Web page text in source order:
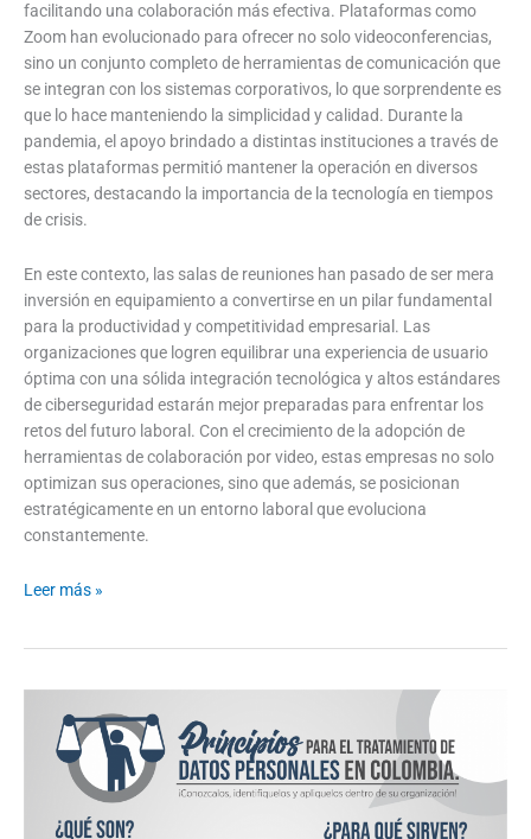
facilitando una colaboración más efectiva. Plataformas como
Zoom han evolucionado para ofrecer no solo videoconferencias,
sino un conjunto completo de herramientas de comunicación que
se integran con los sistemas corporativos, lo que sorprendente es
que lo hace manteniendo la simplicidad y calidad. Durante la
pandemia, el apoyo brindado a distintas instituciones a través de
estas plataformas permitió mantener la operación en diversos
sectores, destacando la importancia de la tecnología en tiempos
de crisis.
En este contexto, las salas de reuniones han pasado de ser mera
inversión en equipamiento a convertirse en un pilar fundamental
para la productividad y competitividad empresarial. Las
organizaciones que logren equilibrar una experiencia de usuario
óptima con una sólida integración tecnológica y altos estándares
de ciberseguridad estarán mejor preparadas para enfrentar los
retos del futuro laboral. Con el crecimiento de la adopción de
herramientas de colaboración por video, estas empresas no solo
optimizan sus operaciones, sino que además, se posicionan
estratégicamente en un entorno laboral que evoluciona
constantemente.
Leer más »
21.719
Chile:
necesitas